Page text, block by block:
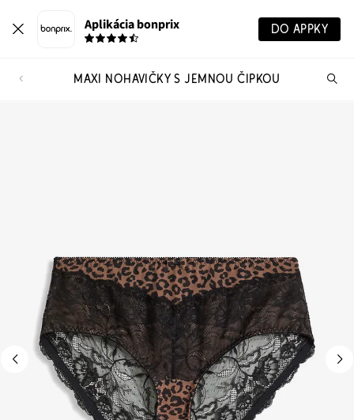
Aplikácia bonprix DO APPKY
MAXI NOHAVIČKY S JEMNOU ČIPKOU